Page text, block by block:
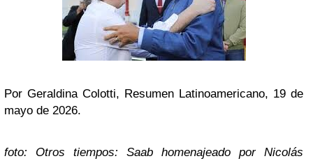
Por Geraldina Colotti, Resumen Latinoamericano, 19 de
mayo de 2026.
foto: Otros tiempos: Saab homenajeado por Nicolás